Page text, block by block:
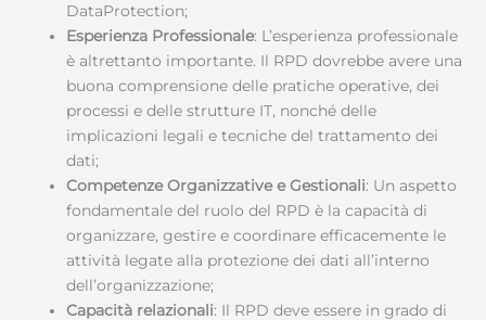
DataProtection;
Esperienza Professionale: L’esperienza professionale
è altrettanto importante. Il RPD dovrebbe avere una
buona comprensione delle pratiche operative, dei
processi e delle strutture IT, nonché delle
implicazioni legali e tecniche del trattamento dei
dati;
Competenze Organizzative e Gestionali: Un aspetto
fondamentale del ruolo del RPD è la capacità di
organizzare, gestire e coordinare efficacemente le
attività legate alla protezione dei dati all’interno
dell’organizzazione;
Capacità relazionali: Il RPD deve essere in grado di